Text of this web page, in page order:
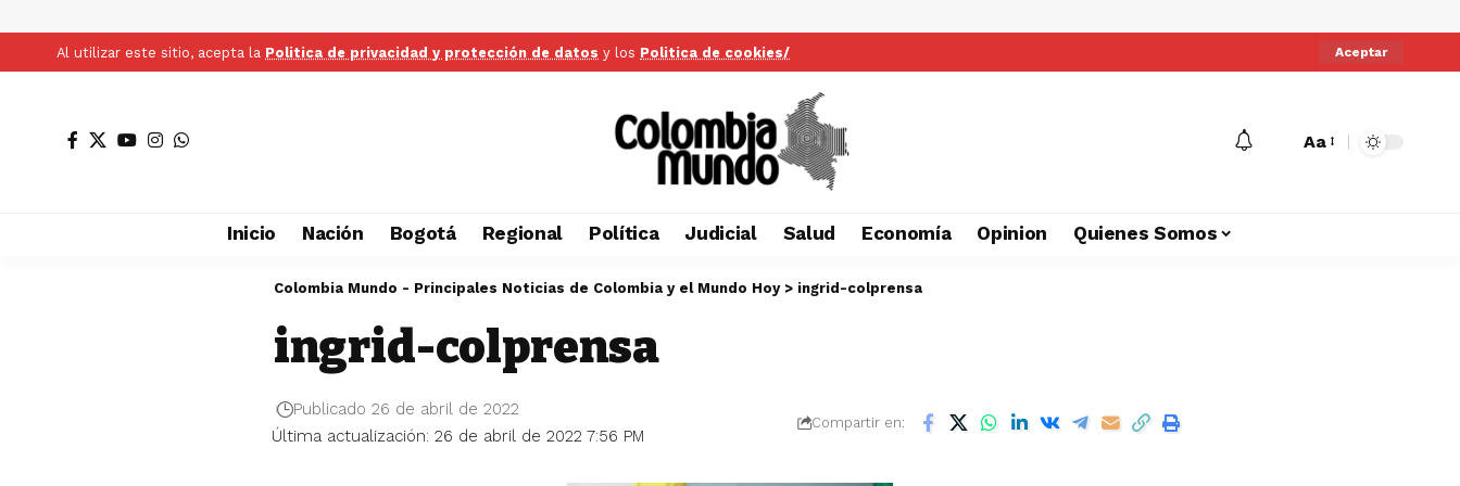
Al utilizar este sitio, acepta la Politica de privacidad y protección de datos y los Politica de cookies/ Aceptar
Aa
Inicio Nación Bogotá Regional Política Judicial Salud Economía Opinion Quienes Somos
Colombia Mundo - Principales Noticias de Colombia y el Mundo Hoy> ingrid-colprensa
ingrid-colprensa
Última actualización: 26 de abril de 2022 7:56 PM
Publicado 26 de abril de 2022
Compartir en: